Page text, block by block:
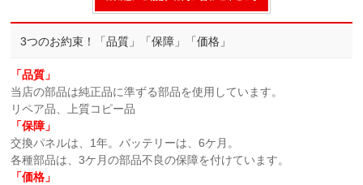
3つのお約束！「品質」「保障」「価格」
「品質」
当店の部品は純正品に準ずる部品を使用しています。
リペア品、上質コピー品
「保障」
交換パネルは、1年。バッテリーは、6ケ月。
各種部品は、3ケ月の部品不良の保障を付けています。
「価格」